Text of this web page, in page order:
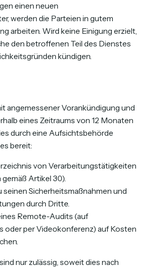
einen neuen
werden die Parteien in gutem
arbeiten. Wird keine Einigung erzielt,
den betroffenen Teil des Dienstes
kündigen.
angemessener Vorankündigung und
eines Zeitraums von 12 Monaten
durch eine Aufsichtsbehörde
bereit:
von Verarbeitungstätigkeiten
Artikel 30).
seinen Sicherheitsmaßnahmen und
durch Dritte.
Remote-Audits (auf
oder per Videokonferenz) auf Kosten
nur zulässig, soweit dies nach